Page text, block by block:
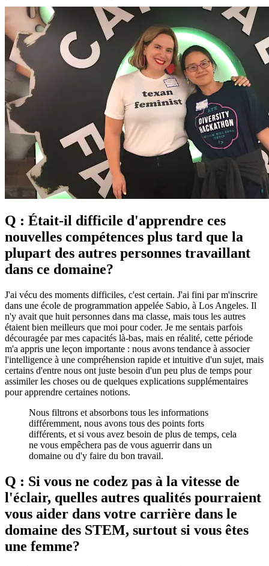
Q : Était-il difficile d'apprendre ces
nouvelles compétences plus tard que la
plupart des autres personnes travaillant
dans ce domaine?
J'ai vécu des moments difficiles, c'est certain. J'ai fini par m'inscrire
dans une école de programmation appelée Sabio, à Los Angeles. Il
n'y avait que huit personnes dans ma classe, mais tous les autres
étaient bien meilleurs que moi pour coder. Je me sentais parfois
découragée par mes capacités là-bas, mais en réalité, cette période
m'a appris une leçon importante : nous avons tendance à associer
l'intelligence à une compréhension rapide et intuitive d'un sujet, mais
certains d'entre nous ont juste besoin d'un peu plus de temps pour
assimiler les choses ou de quelques explications supplémentaires
pour apprendre certaines notions.
Nous filtrons et absorbons tous les informations
différemment, nous avons tous des points forts
différents, et si vous avez besoin de plus de temps, cela
ne vous empêchera pas de vous aguerrir dans un
domaine ou d'y faire du bon travail.
Q : Si vous ne codez pas à la vitesse de
l'éclair, quelles autres qualités pourraient
vous aider dans votre carrière dans le
domaine des STEM, surtout si vous êtes
une femme?